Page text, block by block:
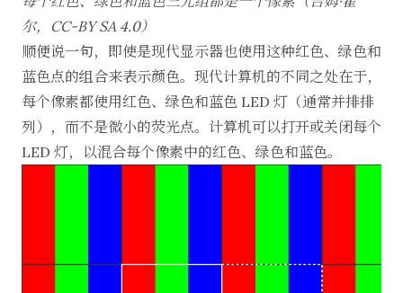
尔， CC-BY SA 4.0）
顺便说一句，即使是现代显示器也使用这种红色、绿色和
蓝色点的组合来表示颜色。现代计算机的不同之处在于，
每个像素都使用红色、绿色和蓝色 LED 灯（通常并排排
列），而不是微小的荧光点。计算机可以打开或关闭每个
LED 灯，以混合每个像素中的红色、绿色和蓝色。